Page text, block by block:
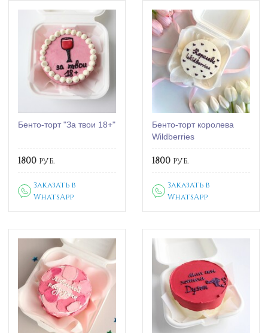
Бенто-торт "За твои 18+"
1800 руб.
Заказать в
WhatsApp
Бенто-торт королева
Wildberries
1800 руб.
Заказать в
WhatsApp